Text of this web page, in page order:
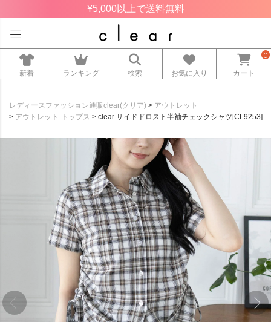
¥5,000以上で送料無料
新着 ランキング 検索 お気に入り カート
0
レディースファッション通販clear(クリア)
アウトレット
アウトレット-トップス
clear サイドドロスト半袖チェックシャツ[CL9253]